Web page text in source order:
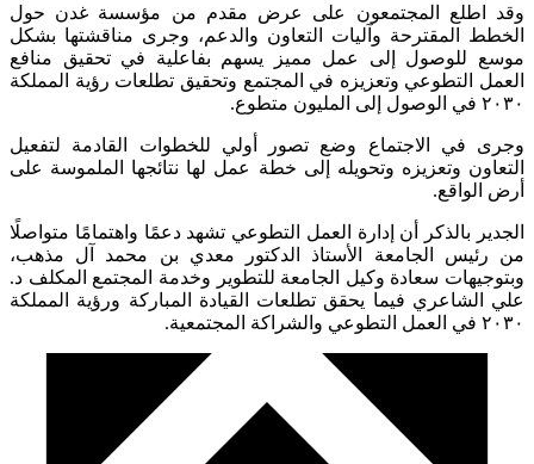
وقد اطلع المجتمعون على عرض مقدم من مؤسسة غدن حول
الخطط المقترحة وآليات التعاون والدعم، وجرى مناقشتها بشكل
موسع للوصول إلى عمل مميز يسهم بفاعلية في تحقيق منافع
العمل التطوعي وتعزيزه في المجتمع وتحقيق تطلعات رؤية المملكة
٢٠٣٠ في الوصول إلى المليون متطوع.
وجرى في الاجتماع وضع تصور أولي للخطوات القادمة لتفعيل
التعاون وتعزيزه وتحويله إلى خطة عمل لها نتائجها الملموسة على
أرض الواقع.
الجدير بالذكر أن إدارة العمل التطوعي تشهد دعمًا واهتمامًا متواصلًا
من رئيس الجامعة الأستاذ الدكتور معدي بن محمد آل مذهب،
وبتوجيهات سعادة وكيل الجامعة للتطوير وخدمة المجتمع المكلف د.
علي الشاعري فيما يحقق تطلعات القيادة المباركة ورؤية المملكة
٢٠٣٠ في العمل التطوعي والشراكة المجتمعية.